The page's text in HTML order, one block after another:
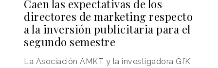
Caen las expectativas de los
directores de marketing respecto
a la inversión publicitaria para el
segundo semestre
La Asociación AMKT y la investigadora GfK